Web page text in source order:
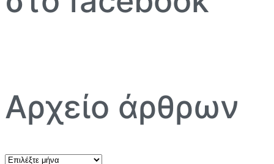
Αρχείο άρθρων
Αρχείο